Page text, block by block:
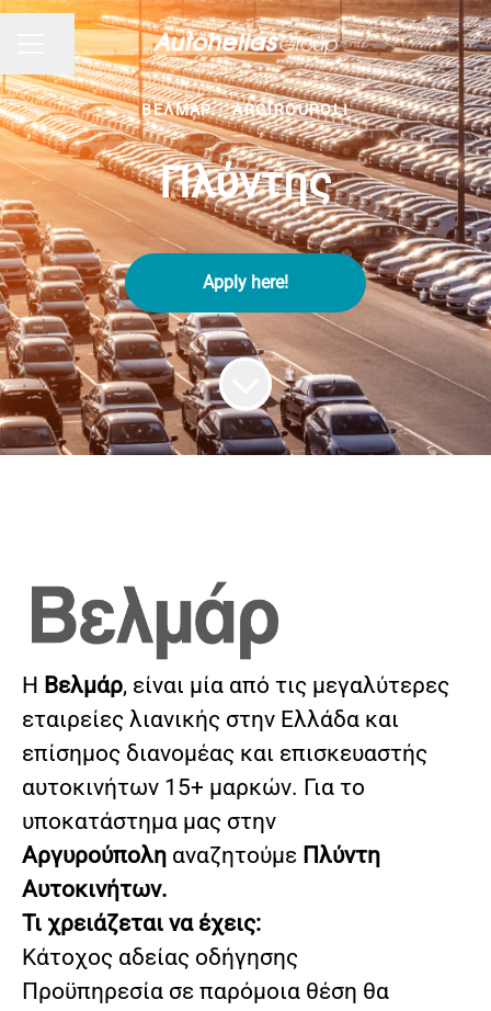
CAREER MENU
Share page
ΒΕΛΜΆΡ · ARGIROUPOLI
Πλύντης
Apply here!
Η Βελμάρ, είναι μία από τις μεγαλύτερες
εταιρείες λιανικής στην Ελλάδα και
επίσημος διανομέας και επισκευαστής
αυτοκινήτων 15+ μαρκών. Για το
υποκατάστημα μας στην
Αργυρούπολη αναζητούμε Πλύντη
Αυτοκινήτων.
Τι χρειάζεται να έχεις:
Κάτοχος αδείας οδήγησης
Προϋπηρεσία σε παρόμοια θέση θα